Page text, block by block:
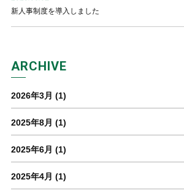
新人事制度を導入しました
ARCHIVE
2026年3月 (1)
2025年8月 (1)
2025年6月 (1)
2025年4月 (1)